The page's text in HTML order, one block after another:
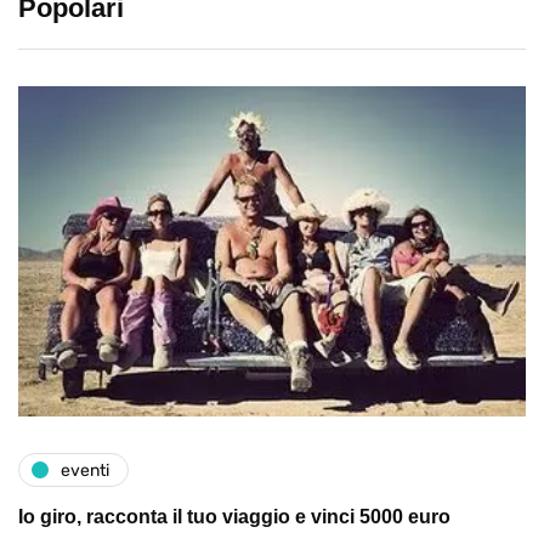
Popolari
eventi
Io giro, racconta il tuo viaggio e vinci 5000 euro